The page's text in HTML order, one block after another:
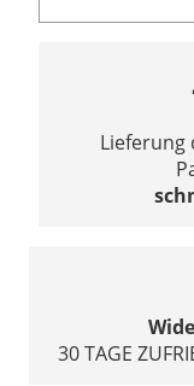
Lieferung
30 TAGE